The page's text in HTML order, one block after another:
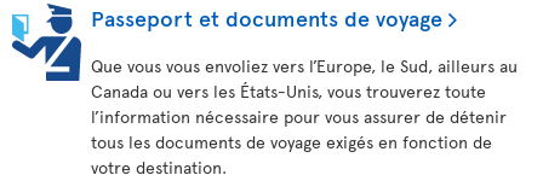
Passeport et documents de voyage
Que vous vous envoliez vers l’Europe, le Sud, ailleurs au
Canada ou vers les États-Unis, vous trouverez toute
l’information nécessaire pour vous assurer de détenir
tous les documents de voyage exigés en fonction de
votre destination.